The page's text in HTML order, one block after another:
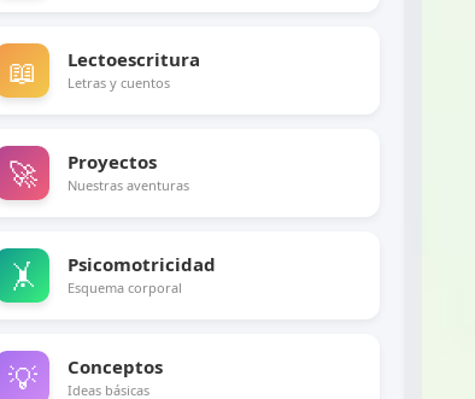
📖 Lectoescritura
Letras y cuentos
🚀 Proyectos
Nuestras aventuras
🤸 Psicomotricidad
Esquema corporal
💡 Conceptos
Ideas básicas